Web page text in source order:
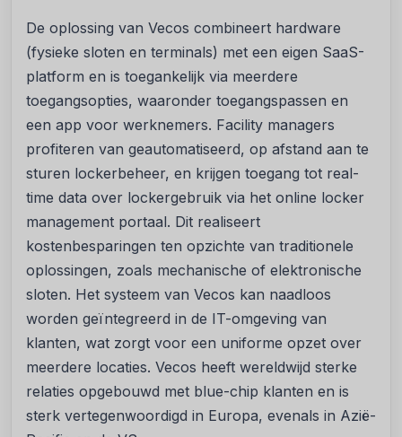
De oplossing van Vecos combineert hardware
(fysieke sloten en terminals) met een eigen SaaS-
platform en is toegankelijk via meerdere
toegangsopties, waaronder toegangspassen en
een app voor werknemers. Facility managers
profiteren van geautomatiseerd, op afstand aan te
sturen lockerbeheer, en krijgen toegang tot real-
time data over lockergebruik via het online locker
management portaal. Dit realiseert
kostenbesparingen ten opzichte van traditionele
oplossingen, zoals mechanische of elektronische
sloten. Het systeem van Vecos kan naadloos
worden geïntegreerd in de IT-omgeving van
klanten, wat zorgt voor een uniforme opzet over
meerdere locaties. Vecos heeft wereldwijd sterke
relaties opgebouwd met blue-chip klanten en is
sterk vertegenwoordigd in Europa, evenals in Azië-